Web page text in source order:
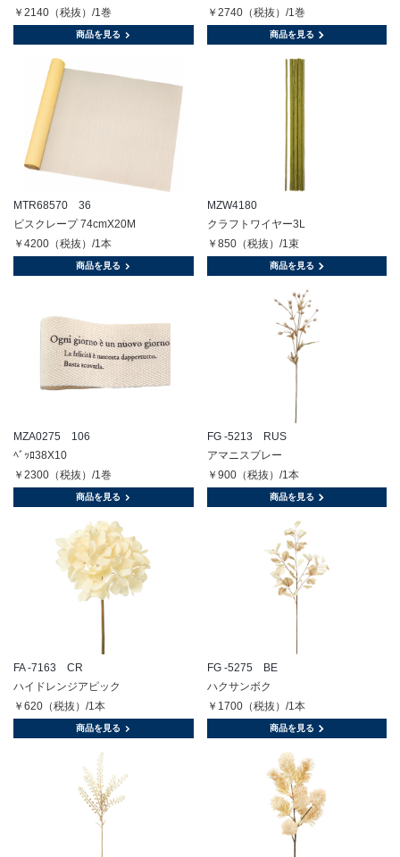
￥2140（税抜）/1巻
商品を見る
￥2740（税抜）/1巻
商品を見る
MTR68570 36
ビスクレープ 74cmX20M
￥4200（税抜）/1本
商品を見る
MZW4180
クラフトワイヤー3L
￥850（税抜）/1束
商品を見る
MZA0275 106
ﾍﾞｯﾛ38X10
￥2300（税抜）/1巻
商品を見る
FG -5213 RUS
アマニスプレー
￥900（税抜）/1本
商品を見る
FA -7163 CR
ハイドレンジアピック
￥620（税抜）/1本
商品を見る
FG -5275 BE
ハクサンボク
￥1700（税抜）/1本
商品を見る